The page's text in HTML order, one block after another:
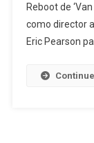
Reboot de
como director
Eric Pearson